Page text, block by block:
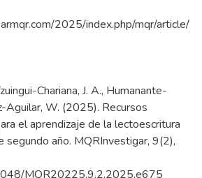
2025/index.php/mqr/article/
Chariana, J. A., Humanante-
Aguilar, W. (2025). Recursos
el aprendizaje de la lectoescritura
segundo año. MQRInvestigar, 9(2),
MQR20225.9.2.2025.e675